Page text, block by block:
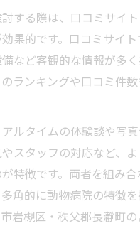
する際は、口コミサイ
果的です。口コミサイ
など客観的な情報が多
ランキングや口コミ件
ルタイムの体験談や写
スタッフの対応など、
特徴です。両者を組み
角的に動物病院の特徴
岩槻区・秩父郡長瀞町